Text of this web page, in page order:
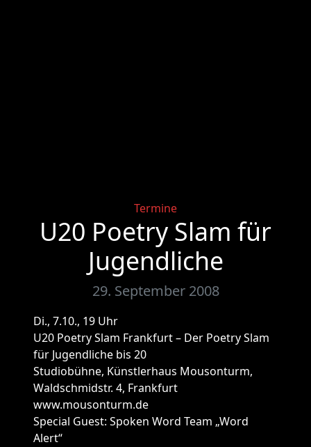
Categories
Termine
U20 Poetry Slam für
Jugendliche
29. September 2008
Di., 7.10., 19 Uhr
U20 Poetry Slam Frankfurt – Der Poetry Slam
für Jugendliche bis 20
Studiobühne, Künstlerhaus Mousonturm,
Waldschmidstr. 4, Frankfurt
www.mousonturm.de
Special Guest: Spoken Word Team „Word
Alert“